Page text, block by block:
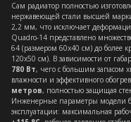
Сам радиатор полностью
нержавеющей стали высшей
2,2 мм, что исключает
Quadro-14 представлено
64 (размером 60x40 см) до
120x50 см). В зависимости от
780 Вт, чего с большим запасом
влажности и эффективного
метров, полностью защищая
Инженерные параметры модели
эксплуатации: максимальная